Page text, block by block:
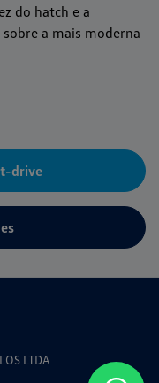
do hatch e a
a mais moderna
drive
LTDA